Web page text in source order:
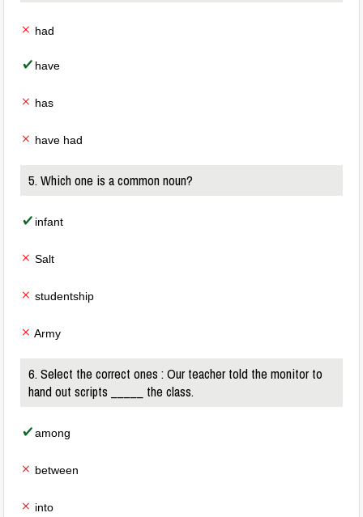
had
have
has
have had
5. Which one is a common noun?
infant
Salt
studentship
Army
6. Select the correct ones : Our teacher told the monitor to
hand out scripts _____ the class.
among
between
into